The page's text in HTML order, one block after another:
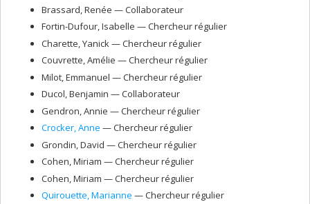
Brassard , Renée — Collaborateur
Fortin-Dufour, Isabelle — Chercheur régulier
Charette , Yanick — Chercheur régulier
Couvrette, Amélie — Chercheur régulier
Milot , Emmanuel — Chercheur régulier
Ducol, Benjamin — Collaborateur
Gendron , Annie — Chercheur régulier
Crocker, Anne — Chercheur régulier
Grondin , David — Chercheur régulier
Cohen, Miriam — Chercheur régulier
Cohen , Miriam — Chercheur régulier
Quirouette, Marianne — Chercheur régulier